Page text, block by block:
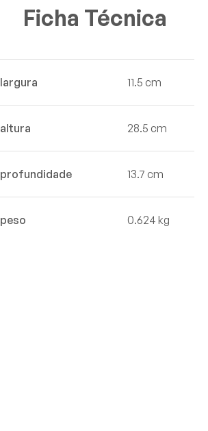
Ficha Técnica
largura 11.5 cm
altura 28.5 cm
profundidade 13.7 cm
peso 0.624 kg